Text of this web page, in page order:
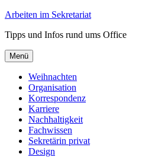
Arbeiten im Sekretariat
Tipps und Infos rund ums Office
Menü
Weihnachten
Organisation
Korrespondenz
Karriere
Nachhaltigkeit
Fachwissen
Sekretärin privat
Design